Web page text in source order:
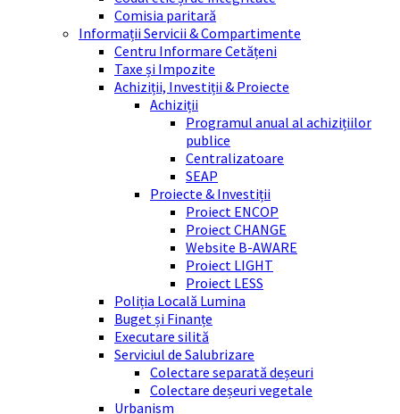
Comisia paritară
Informații Servicii & Compartimente
Centru Informare Cetățeni
Taxe și Impozite
Achiziții, Investiții & Proiecte
Achiziții
Programul anual al achizițiilor
publice
Centralizatoare
SEAP
Proiecte & Investiții
Proiect ENCOP
Proiect CHANGE
Website B-AWARE
Proiect LIGHT
Proiect LESS
Poliția Locală Lumina
Buget și Finanțe
Executare silită
Serviciul de Salubrizare
Colectare separată deșeuri
Colectare deșeuri vegetale
Urbanism